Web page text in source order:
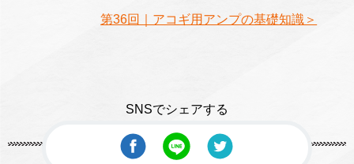
第36回｜アコギ用アンプの基礎知識＞
SNSでシェアする